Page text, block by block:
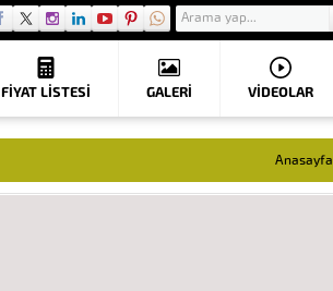
FIYAT LISTESI GALERİ VIDEOLAR
Anasayfa